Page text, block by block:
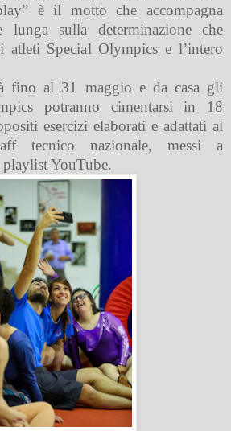
è il motto che accompagna
sulla determinazione che
atleti Special Olympics e l’intero
fino al 31 maggio e da casa gli
potranno cimentarsi in 18
esercizi elaborati e adattati al
tecnico nazionale, messi a
YouTube.